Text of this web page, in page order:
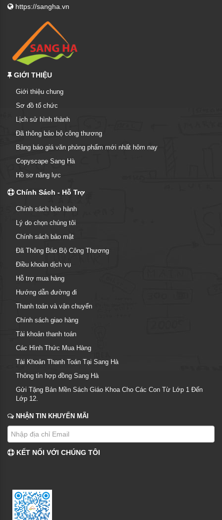
https://sangha.vn
GIỚI THIỆU
Giới thiệu chung
Sơ đồ tổ chức
Lịch sử hình thành
Đã thông báo bộ công thương
Bảng báo giá văn phòng phẩm mới nhất hôm nay
Copyscape Sang Hà
Hồ sơ năng lực
Chính Sách - Hỗ Trợ
Chính sách bảo hành
Lý do chọn chúng tôi
Chính sách bảo mật
Đã Thông Báo Bộ Công Thương
Điều khoản dịch vụ
Hỗ trợ mua hàng
Hướng dẫn đường đi
Thanh toán và vận chuyển
Chính sách giao hàng
Tài khoản thanh toán
Các Hình Thức Mua Hàng
Tài Khoản Thanh Toán Tại Sang Hà
Thông tin hợp đồng Sang Hà
Gửi Tặng Bản Mền Sách Giáo Khoa Cho Các Con Từ Lớp 1 Đến
Lớp 12.
NHẬN TIN KHUYẾN MÃI
KẾT NỐI VỚI CHÚNG TÔI